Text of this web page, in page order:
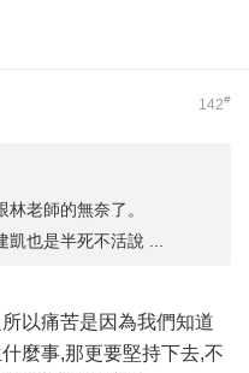
142#
老師的無奈了。
也是半死不活說 ...
以痛苦是因為我們知道
麼事,那更要堅持下去,不